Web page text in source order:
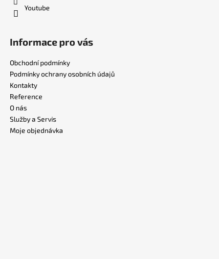
Youtube
Informace pro vás
Obchodní podmínky
Podmínky ochrany osobních údajů
Kontakty
Reference
O nás
Služby a Servis
Moje objednávka